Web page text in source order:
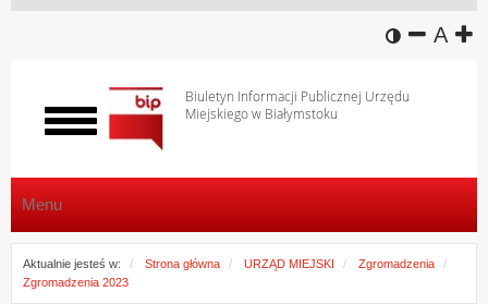
wersja
A
Biuletyn Informacji Publicznej Urzędu
Miejskiego w Białymstoku
Włącz
menu
Menu
Aktualnie jesteś w: Strona główna URZĄD MIEJSKI
Zgromadzenia
Zgromadzenia 2023